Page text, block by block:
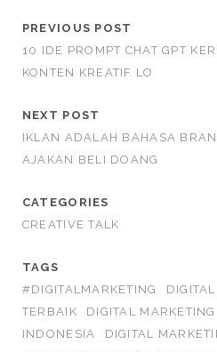
PREVIOUS POST
10 IDE PROMPT CHAT GPT
KONTEN KREATIF LO
NEXT POST
IKLAN ADALAH BAHASA
AJAKAN BELI DOANG
CATEGORIES
CREATIVE TALK
TAGS
#DIGITALMARKETING
TERBAIK
DIGITAL MARKETING
INDONESIA
DIGITAL